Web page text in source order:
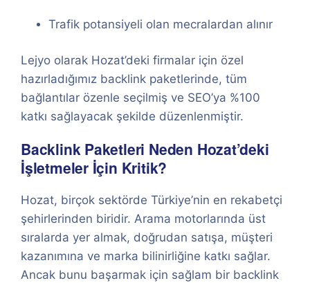
Trafik potansiyeli olan mecralardan alınır
Lejyo olarak Hozat’deki firmalar için özel
hazırladığımız backlink paketlerinde, tüm
bağlantılar özenle seçilmiş ve SEO’ya %100
katkı sağlayacak şekilde düzenlenmiştir.
Backlink Paketleri Neden Hozat’deki
İşletmeler İçin Kritik?
Hozat, birçok sektörde Türkiye’nin en rekabetçi
şehirlerinden biridir. Arama motorlarında üst
sıralarda yer almak, doğrudan satışa, müşteri
kazanımına ve marka bilinirliğine katkı sağlar.
Ancak bunu başarmak için sağlam bir backlink